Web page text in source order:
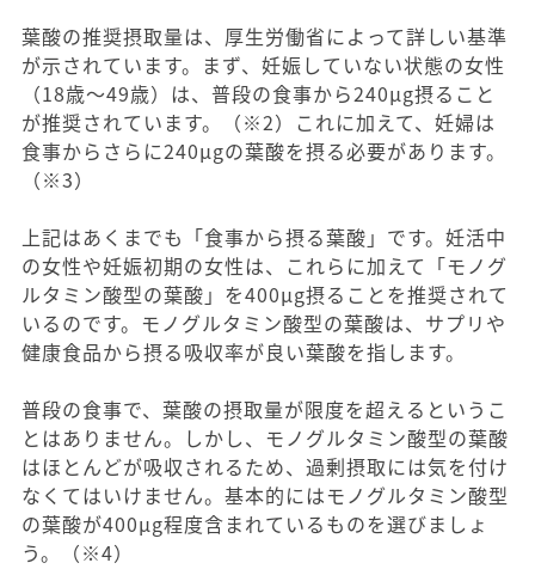
葉酸の推奨摂取量は、厚生労働省によって詳しい基準
が示されています。まず、妊娠していない状態の女性
（18歳〜49歳）は、普段の食事から240μg摂ること
が推奨されています。（※2）これに加えて、妊婦は
食事からさらに240μgの葉酸を摂る必要があります。
（※3）
上記はあくまでも「食事から摂る葉酸」です。妊活中
の女性や妊娠初期の女性は、これらに加えて「モノグ
ルタミン酸型の葉酸」を400μg摂ることを推奨されて
いるのです。モノグルタミン酸型の葉酸は、サプリや
健康食品から摂る吸収率が良い葉酸を指します。
普段の食事で、葉酸の摂取量が限度を超えるというこ
とはありません。しかし、モノグルタミン酸型の葉酸
はほとんどが吸収されるため、過剰摂取には気を付け
なくてはいけません。基本的にはモノグルタミン酸型
の葉酸が400μg程度含まれているものを選びましょ
う。（※4）